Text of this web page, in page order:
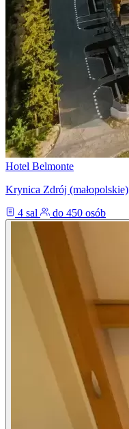
Hotel Belmonte
Krynica Zdrój (małopolskie)
4 sal
do 450 osób